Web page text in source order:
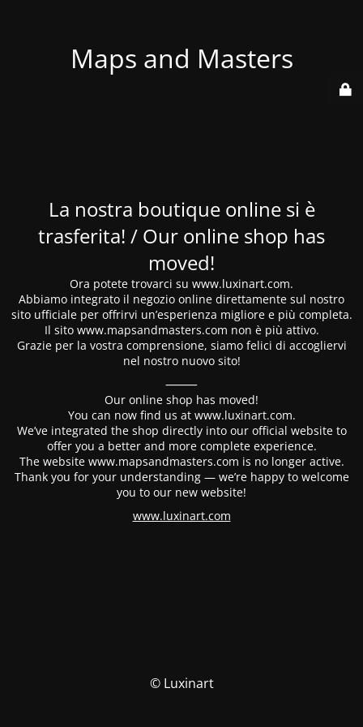
Maps and Masters
La nostra boutique online si è
trasferita! / Our online shop has
moved!
Ora potete trovarci su www.luxinart.com.
Abbiamo integrato il negozio online direttamente sul nostro
sito ufficiale per offrirvi un’esperienza migliore e più completa.
Il sito www.mapsandmasters.com non è più attivo.
Grazie per la vostra comprensione, siamo felici di accogliervi
nel nostro nuovo sito!
⸻
Our online shop has moved!
You can now find us at www.luxinart.com.
We’ve integrated the shop directly into our official website to
offer you a better and more complete experience.
The website www.mapsandmasters.com is no longer active.
Thank you for your understanding — we’re happy to welcome
you to our new website!
www.luxinart.com
© Luxinart